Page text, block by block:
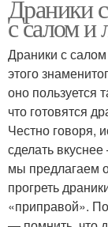
Драники
с салом и
Драники с
этого
оно пользуется
что готовятся
Честно говоря,
сделать
мы предлагаем
прогреть
«приправой».